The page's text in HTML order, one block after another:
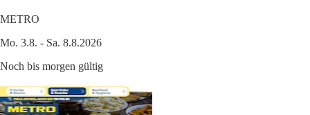
METRO
Mo. 3.8. - Sa. 8.8.2026
Noch bis morgen gültig